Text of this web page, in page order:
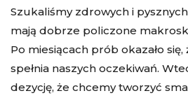
Szukaliśmy zdrowych i
mają dobrze policzone
Po miesiącach prób okazało
spełnia naszych oczekiwań.
dezycję, że chcemy tworzyć